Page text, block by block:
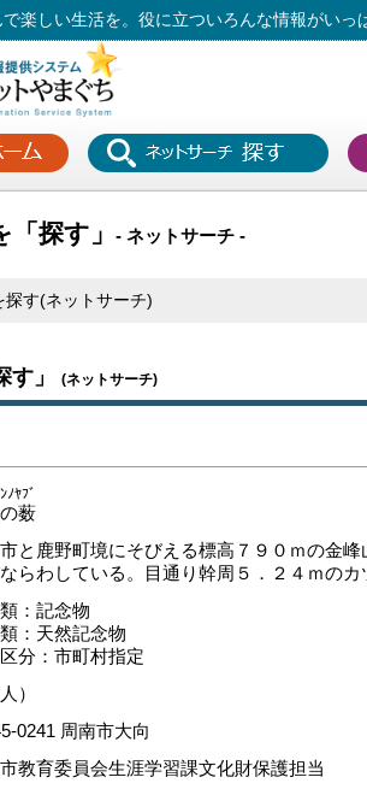
楽しい生活を。役に立ついろんな情報がいっ
探す」 - ネットサーチ -
探す(ネットサーチ)
す」 (ネットサーチ)
ﾉﾔﾌﾞ
薮
と鹿野町境にそびえる標高７９０ｍの金
らわしている。目通り幹周５．２４ｍの
：記念物
：天然記念物
分：市町村指定
）
0241 周南市大向
教育委員会生涯学習課文化財保護担当